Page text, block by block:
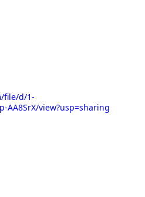
file/d/1-
AA8SrX/view?usp=sharing